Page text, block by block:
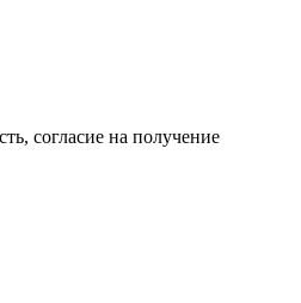
согласие на получение